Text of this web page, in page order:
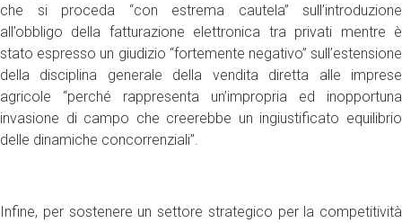
che si proceda “con estrema cautela” sull’introduzione
all’obbligo della fatturazione elettronica tra privati mentre è
stato espresso un giudizio “fortemente negativo” sull’estensione
della disciplina generale della vendita diretta alle imprese
agricole “perché rappresenta un’impropria ed inopportuna
invasione di campo che creerebbe un ingiustificato equilibrio
delle dinamiche concorrenziali”.
Infine, per sostenere un settore strategico per la competitività